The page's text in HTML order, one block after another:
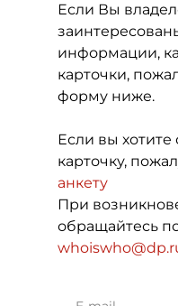
Если Вы
информации,
карточки,
форму ниже.
Если вы хотите
карточку,
анкету
При
обращайтесь